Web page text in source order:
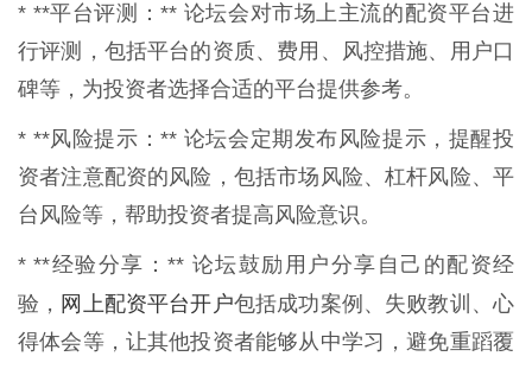
* **平台评测：** 论坛会对市场上主流的配资平台进
行评测，包括平台的资质、费用、风控措施、用户口
碑等，为投资者选择合适的平台提供参考。
* **风险提示：** 论坛会定期发布风险提示，提醒投
资者注意配资的风险，包括市场风险、杠杆风险、平
台风险等，帮助投资者提高风险意识。
* **经验分享：** 论坛鼓励用户分享自己的配资经
验， 网上配资平台开户包括成功案例、失败教训、心
得体会等，让其他投资者能够从中学习，避免重蹈覆